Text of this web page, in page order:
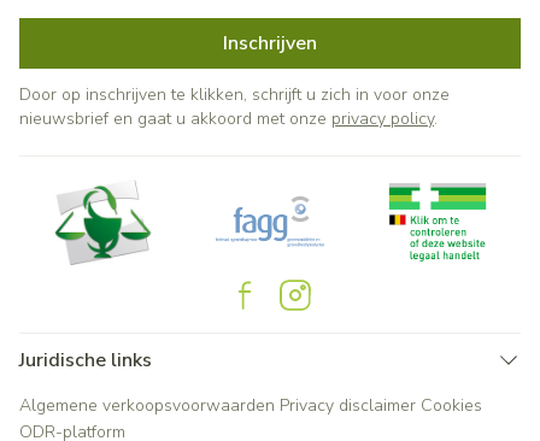
Inschrijven
Door op inschrijven te klikken, schrijft u zich in voor onze
nieuwsbrief en gaat u akkoord met onze privacy policy.
Juridische links
Algemene verkoopsvoorwaarden Privacy disclaimer Cookies
ODR-platform